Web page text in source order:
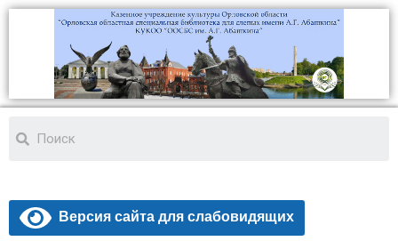
Версия сайта для слабовидящих